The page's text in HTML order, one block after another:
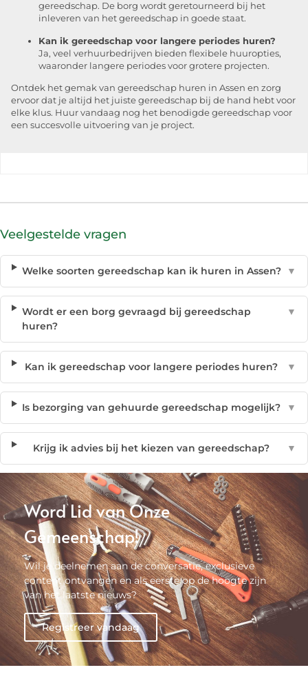
gereedschap. De borg wordt geretourneerd bij het
inleveren van het gereedschap in goede staat.
Kan ik gereedschap voor langere periodes huren?
Ja, veel verhuurbedrijven bieden flexibele huuropties,
waaronder langere periodes voor grotere projecten.
Ontdek het gemak van gereedschap huren in Assen en zorg
ervoor dat je altijd het juiste gereedschap bij de hand hebt voor
elke klus. Huur vandaag nog het benodigde gereedschap voor
een succesvolle uitvoering van je project.
Veelgestelde vragen
Welke soorten gereedschap kan ik huren in Assen? ▼
Wordt er een borg gevraagd bij gereedschap
huren?
▼
Kan ik gereedschap voor langere periodes huren? ▼
Is bezorging van gehuurde gereedschap mogelijk? ▼
Krijg ik advies bij het kiezen van gereedschap? ▼
Word Lid van Onze
Gemeenschap!
Wil je deelnemen aan de conversatie, exclusieve
content ontvangen en als eerste op de hoogte zijn
van het laatste nieuws?
Registreer vandaag